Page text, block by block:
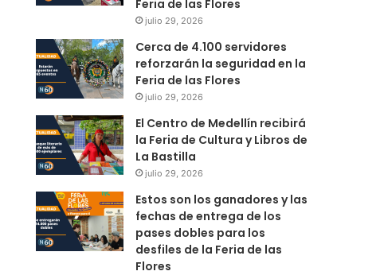
Feria de las Flores
julio 29, 2026
Cerca de 4.100 servidores
reforzarán la seguridad en la
Feria de las Flores
julio 29, 2026
El Centro de Medellín recibirá
la Feria de Cultura y Libros de
La Bastilla
julio 29, 2026
Estos son los ganadores y las
fechas de entrega de los
pases dobles para los
desfiles de la Feria de las
Flores